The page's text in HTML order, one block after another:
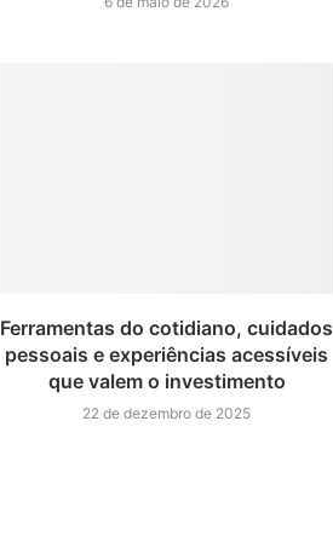
Ferramentas do cotidiano, cuidados
pessoais e experiências acessíveis
que valem o investimento
22 de dezembro de 2025